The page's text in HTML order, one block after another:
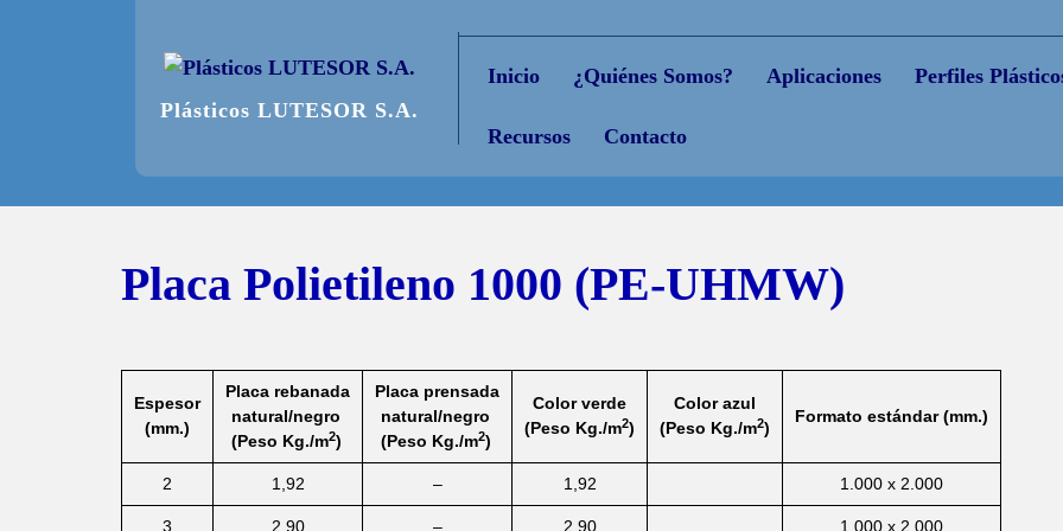
Plásticos LUTESOR S.A.
Inicio ¿Quiénes Somos? Aplicaciones Perfiles
Recursos Contacto
Placa Polietileno 1000 (PE-UHMW)
Espesor
(mm.)
Placa rebanada
natural/negro
(Peso Kg./m2)
Placa prensada
natural/negro
(Peso Kg./m2)
Color verde
(Peso Kg./m2)
Color azul
(Peso Kg./m2)
Formato estándar (mm.)
2 1,92 – 1,92 1.000 x 2.000
3 2,90 – 2,90 1.000 x 2.000